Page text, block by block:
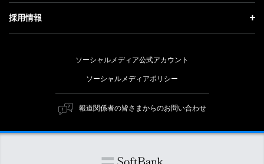
ガバナンス
人材戦略
経営方針
個人投資家の皆さまへ
株式と社債について
サステナビリティ トップ
トップメッセージ
ESG方針・体制
マテリアリティ（重要課題）
ESGの主な取り組み
採用情報
障がい者採用
ソーシャルメディア公式アカウント
ソーシャルメディアポリシー
報道関係者の皆さまからのお問い合わせ